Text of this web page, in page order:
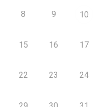
8 9 10
15 16 17
22 23 24